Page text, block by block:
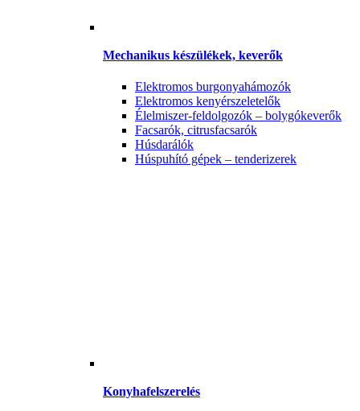
Mechanikus készülékek, keverők
Elektromos burgonyahámozók
Elektromos kenyérszeletelők
Élelmiszer-feldolgozók – bolygókeverők
Facsarók, citrusfacsarók
Húsdarálók
Húspuhító gépek – tenderizerek
Konyhafelszerelés